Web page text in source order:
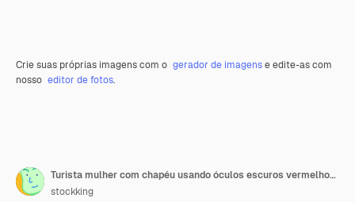
Crie suas próprias imagens com o gerador de imagense edite-as com
nosso editor de fotos.
Turista mulher com chapéu usando óculos escuros vermelhos em pé com uma câmera fotográfica segurando o passaporte e os ingressos sorrindo alegremente, pronta para férias no isolado azul
stockking